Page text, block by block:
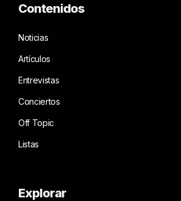
Contenidos
Noticias
Artículos
Entrevistas
Conciertos
Off Topic
Listas
Explorar